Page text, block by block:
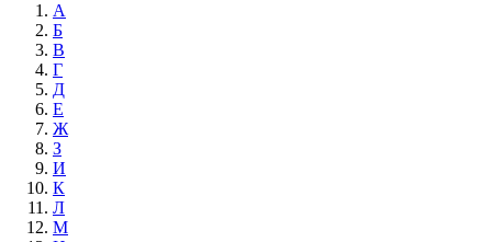
А
Б
В
Г
Д
Е
Ж
З
И
К
Л
М